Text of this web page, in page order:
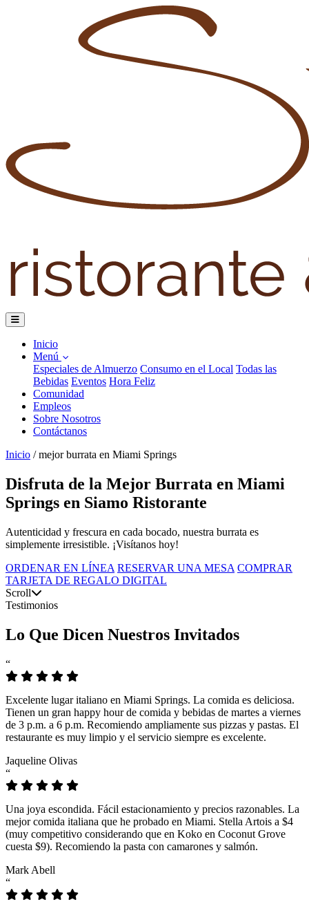
Inicio
Menú
Especiales de Almuerzo Consumo en el Local Todas las
Bebidas Eventos Hora Feliz
Comunidad
Empleos
Sobre Nosotros
Contáctanos
Inicio / mejor burrata en Miami Springs
Disfruta de la Mejor Burrata en Miami
Springs en Siamo Ristorante
Autenticidad y frescura en cada bocado, nuestra burrata es
simplemente irresistible. ¡Visítanos hoy!
ORDENAR EN LÍNEA RESERVAR UNA MESA COMPRAR
TARJETA DE REGALO DIGITAL
Scroll
Testimonios
Lo Que Dicen Nuestros Invitados
“
Excelente lugar italiano en Miami Springs. La comida es deliciosa.
Tienen un gran happy hour de comida y bebidas de martes a viernes
de 3 p.m. a 6 p.m. Recomiendo ampliamente sus pizzas y pastas. El
restaurante es muy limpio y el servicio siempre es excelente.
Jaqueline Olivas
“
Una joya escondida. Fácil estacionamiento y precios razonables. La
mejor comida italiana que he probado en Miami. Stella Artois a $4
(muy competitivo considerando que en Koko en Coconut Grove
cuesta $9). Recomiendo la pasta con camarones y salmón.
Mark Abell
“